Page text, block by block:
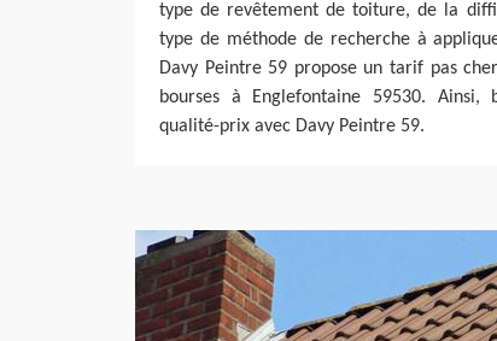
type de revêtement de toiture, de la
type de méthode de recherche à
Davy Peintre 59 propose un tarif pas
bourses à Englefontaine 59530. Ainsi,
qualité-prix avec Davy Peintre 59.